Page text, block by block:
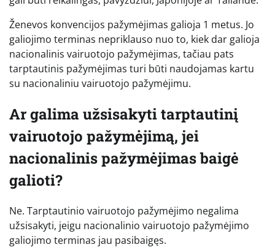
Ženevos konvencijos pažymėjimas galioja 1 metus. Jo
galiojimo terminas nepriklauso nuo to, kiek dar galioja
nacionalinis vairuotojo pažymėjimas, tačiau pats
tarptautinis pažymėjimas turi būti naudojamas kartu
su nacionaliniu vairuotojo pažymėjimu.
Ar galima užsisakyti tarptautinį
vairuotojo pažymėjimą, jei
nacionalinis pažymėjimas baigė
galioti?
Ne. Tarptautinio vairuotojo pažymėjimo negalima
užsisakyti, jeigu nacionalinio vairuotojo pažymėjimo
galiojimo terminas jau pasibaigęs.